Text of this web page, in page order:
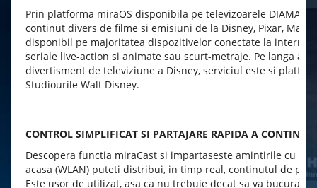
Prin platforma miraOS disponibila pe televizoarele
continut divers de filme si emisiuni de la Disney, Pixar,
disponibil pe majoritatea dispozitivelor conectate la
seriale live-action si animate sau scurt-metraje. Pe langa
divertisment de televiziune a Disney, serviciul este si
Studiourile Walt Disney.
CONTROL SIMPLIFICAT SI PARTAJARE RAPIDA A
Descopera functia miraCast si impartaseste amintirile cu
acasa (WLAN) puteti distribui, in timp real, continutul de pe
Este usor de utilizat, asa ca nu trebuie decat sa va bucurati